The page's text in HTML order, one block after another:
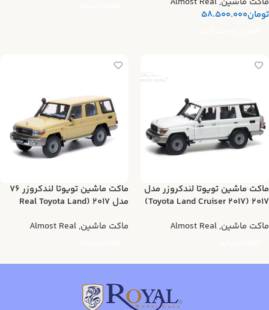
تومان58.500.000
ماکت ماشین تویوتا لندکروزر مدل
2017 (2017 Toyota Land Cruiser)
ماکت ماشین,
Almost Real
ماکت ماشین تویوتا لندکروزر 76
مدل 2017 (Real Toyota Land
ماکت ماشین,
Almost Real